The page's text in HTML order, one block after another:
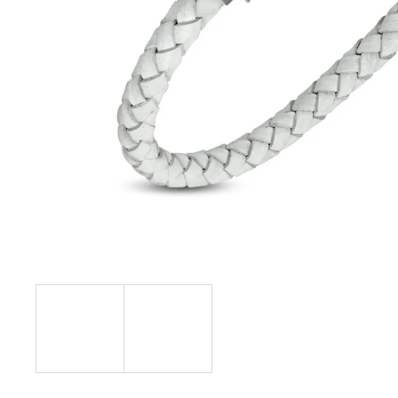
ZADARMO
22,87 €